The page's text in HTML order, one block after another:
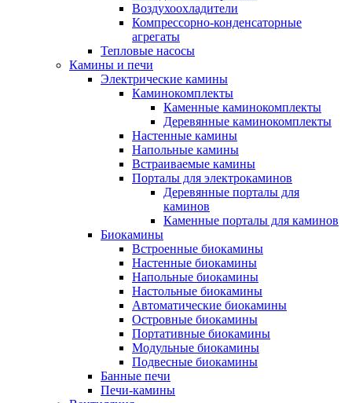
Воздухоохладители
Компрессорно-конденсаторные
агрегаты
Тепловые насосы
Камины и печи
Электрические камины
Каминокомплекты
Каменные каминокомплекты
Деревянные каминокомплекты
Настенные камины
Напольные камины
Встраиваемые камины
Порталы для электрокаминов
Деревянные порталы для
каминов
Каменные порталы для каминов
Биокамины
Встроенные биокамины
Настенные биокамины
Напольные биокамины
Настольные биокамины
Автоматические биокамины
Островные биокамины
Портативные биокамины
Модульные биокамины
Подвесные биокамины
Банные печи
Печи-камины